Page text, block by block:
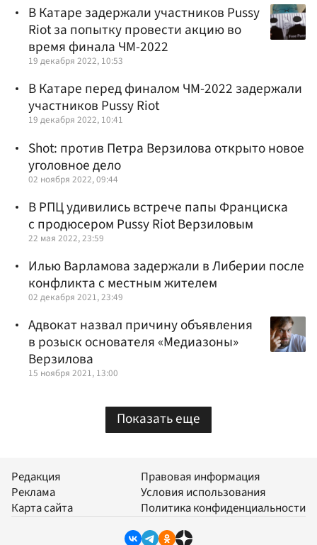
В Катаре задержали участников Pussy
Riot за попытку провести акцию во
время финала ЧМ-2022
19 декабря 2022, 10:53
В Катаре перед финалом ЧМ-2022 задержали
участников Pussy Riot
19 декабря 2022, 10:41
Shot: против Петра Верзилова открыто новое
уголовное дело
02 ноября 2022, 09:44
В РПЦ удивились встрече папы Франциска
с продюсером Pussy Riot Верзиловым
22 мая 2022, 23:59
Илью Варламова задержали в Либерии после
конфликта с местным жителем
02 декабря 2021, 23:49
Адвокат назвал причину объявления
в розыск основателя «Медиазоны»
Верзилова
15 ноября 2021, 13:00
Показать еще
Редакция
Реклама
Карта сайта
Правовая информация
Условия использования
Политика конфиденциальности